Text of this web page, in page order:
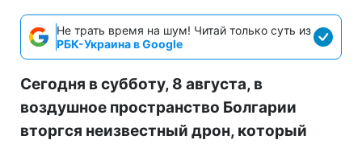
Не трать время на шум! Читай только суть из
РБК-Украина в Google
Сегодня в субботу, 8 августа, в
воздушное пространство Болгарии
вторгся неизвестный дрон, который